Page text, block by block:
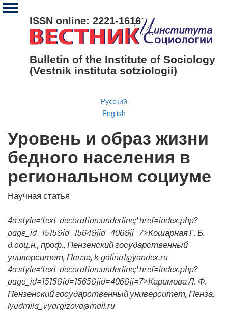
ISSN online: 2221-1616
Bulletin of the Institute of Sociology
(Vestnik instituta sotziologii)
Русский
English
Уровень и образ жизни
бедного населения в
региональном социуме
Научная статья
4a style='text-decoration:underline;' href=index.php?
page_id=1515&id=1564&jid=406&jj=7>Кошарная Г. Б.
д.соц.н., проф., Пензенский государственный
университет, Пенза, k-galina1@yandex.ru
4a style='text-decoration:underline;' href=index.php?
page_id=1515&id=1565&jid=406&jj=7>Каримова Л. Ф.
Пензенский государственный университет, Пенза,
lyudmila_vyargizova@mail.ru